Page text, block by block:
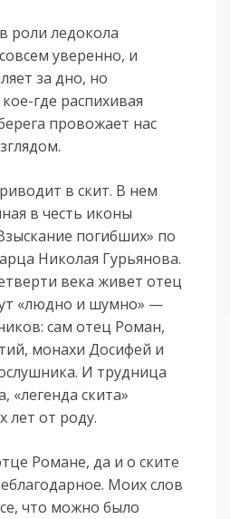
роли ледокола
уверенно, и
за дно, но
где распихивая
провожает нас
в скит. В нем
в честь иконы
погибших» по
Николая Гурьянова.
века живет отец
«людно и шумно» —
сам отец Роман,
монахи Досифей и
И трудница
«легенда скита»
лет от роду.
Романе, да и о ските
Моих слов
что можно было